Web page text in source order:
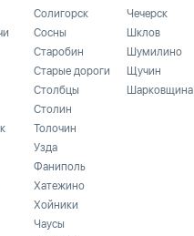
Солигорск
Сосны
Старобин
Старые дороги
Столбцы
Столин
Толочин
Узда
Фаниполь
Хатежино
Хойники
Чаусы
Чечерск
Шклов
Шумилино
Щучин
Шарковщина